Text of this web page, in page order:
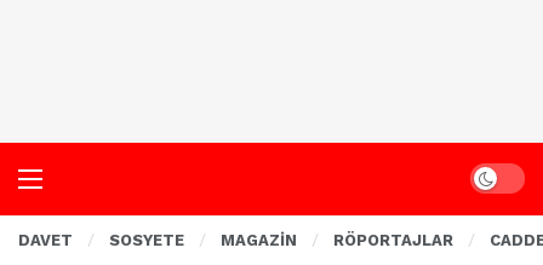
Dark
DAVET SOSYETE MAGAZİN RÖPORTAJLAR